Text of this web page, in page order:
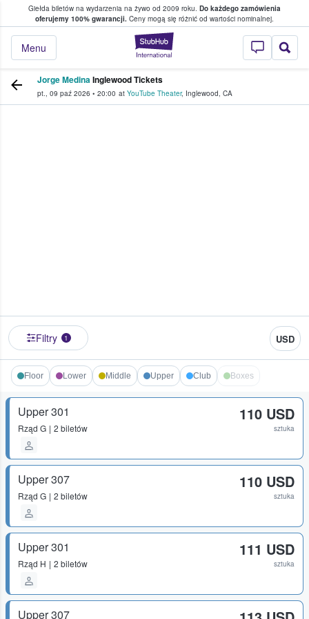
Giełda biletów na wydarzenia na żywo od 2009 roku. Do każdego zamówienia
oferujemy 100% gwarancji. Ceny mogą się różnić od wartości nominalnej.
StubHub —
Menu
w którym fani i kibice kupują i
Jorge MedinaInglewood Tickets
pt., 09 paź 2026 • 20:00 at YouTube Theater, Inglewood, CA
Filtry 1 USD
Floor Lower Middle Upper Club Boxes
Upper 301
Rząd G 2 biletów
110 USD
sztuka
Upper 307
Rząd G 2 biletów
110 USD
sztuka
Upper 301
Rząd H 2 biletów
111 USD
sztuka
Upper 307